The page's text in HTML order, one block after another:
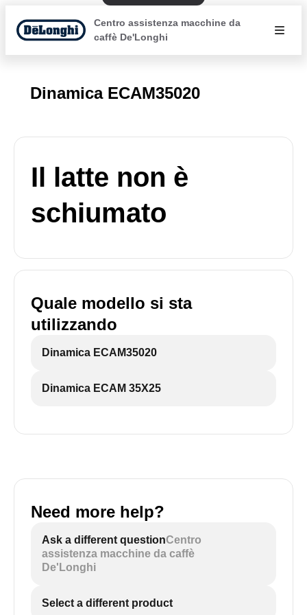
Centro assistenza macchine da
caffè De'Longhi
Dinamica ECAM35020
Il latte non è
schiumato
Quale modello si sta
utilizzando
Dinamica ECAM35020
Dinamica ECAM 35X25
Need more help?
Ask a different questionCentro
assistenza macchine da caffè
De'Longhi
Select a different product